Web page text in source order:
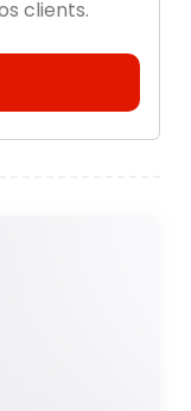
clients.